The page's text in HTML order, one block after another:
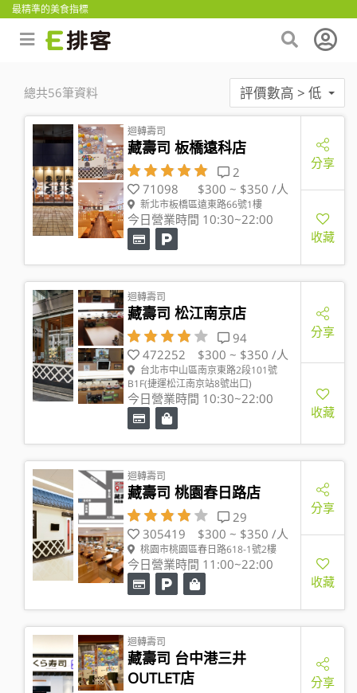
最精準的美食指標
總共56筆資料 評價數高 > 低
迴轉壽司
藏壽司 板橋遠科店
2
71098
$300 ~ $350 /人
新北市板橋區遠東路66號1樓
今日營業時間 10:30~22:00
分享
收藏
迴轉壽司
藏壽司 松江南京店
94
472252
$300 ~ $350 /人
台北市中山區南京東路2段101號
B1F(捷運松江南京站8號出口)
今日營業時間 10:30~22:00
分享
收藏
迴轉壽司
藏壽司 桃園春日路店
29
305419
$300 ~ $350 /人
桃園市桃園區春日路618-1號2樓
今日營業時間 11:00~22:00
分享
收藏
迴轉壽司
藏壽司 台中港三井
OUTLET店
分享